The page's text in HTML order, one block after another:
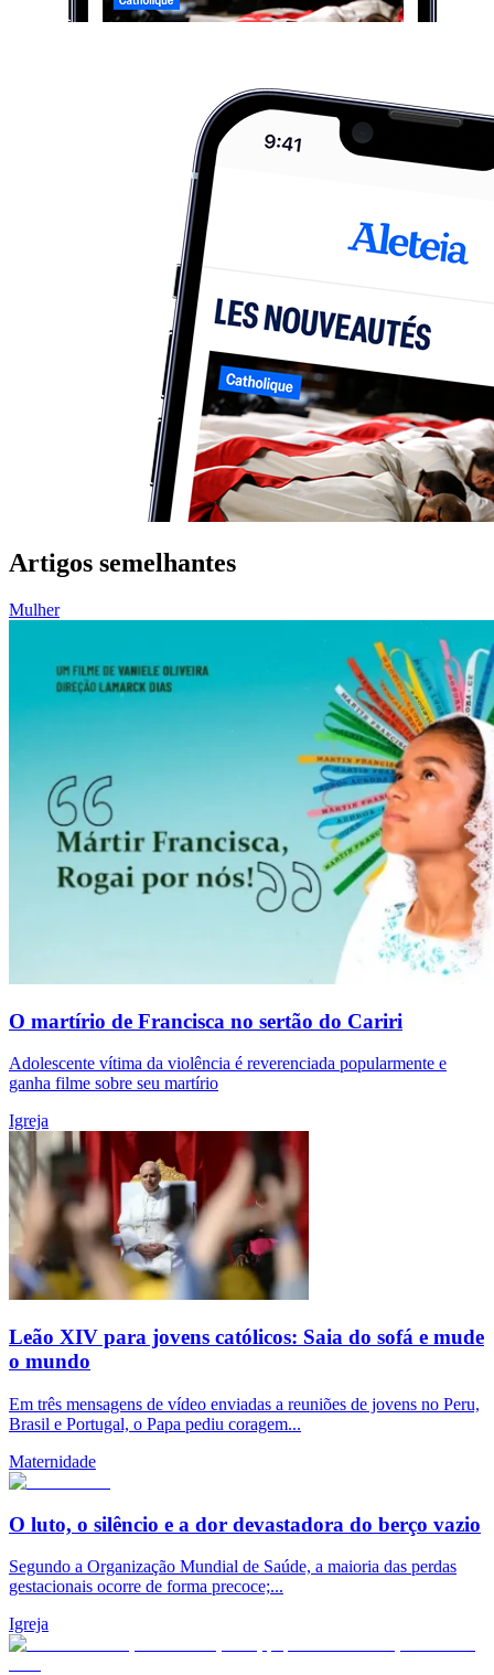
Artigos semelhantes
Mulher
O martírio de Francisca no sertão do Cariri
Adolescente vítima da violência é reverenciada popularmente e
ganha filme sobre seu martírio
Igreja
Leão XIV para jovens católicos: Saia do sofá e mude
o mundo
Em três mensagens de vídeo enviadas a reuniões de jovens no Peru,
Brasil e Portugal, o Papa pediu coragem...
Maternidade
O luto, o silêncio e a dor devastadora do berço vazio
Segundo a Organização Mundial de Saúde, a maioria das perdas
gestacionais ocorre de forma precoce;...
Igreja